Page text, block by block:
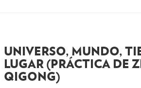
UNIVERSO, MUNDO,
LUGAR (PRÁCTICA DE
QIGONG)